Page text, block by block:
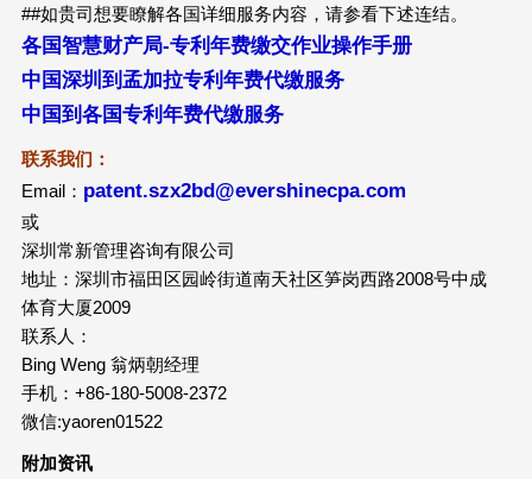
##如贵司想要瞭解各国详细服务内容，请参看下述连结。
各国智慧财产局-专利年费缴交作业操作手册
中国深圳到孟加拉专利年费代缴服务
中国到各国专利年费代缴服务
联系我们：
Email： patent.szx2bd@evershinecpa.com
或
深圳常新管理咨询有限公司
地址：深圳市福田区园岭街道南天社区笋岗西路2008号中成
体育大厦2009
联系人：
Bing Weng 翁炳朝经理
手机：+86-180-5008-2372
微信:yaoren01522
附加资讯